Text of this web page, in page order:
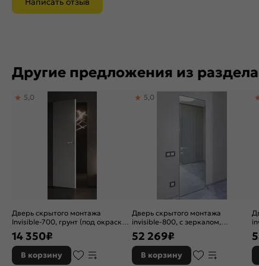
Другие предложения из
Дверь скрытого монтажа
Invisible-700, грунт (под окраску),
прямое открывание, Грунт,
каркасно-щитовая
5,0
14 350₽
В корзину
Дверь скрытого монтажа
invisible-800, с зеркалом,
серебро, кромка алюминиевая
матовый хром, каркасно-
щитовая
5,0
52 269₽
В корзину